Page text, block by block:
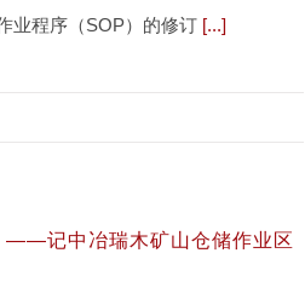
业程序（SOP）的修订 [...]
——记中冶瑞木矿山仓储作业区